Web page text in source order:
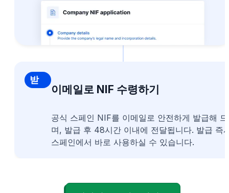
받
이메일로 NIF 수령하기
공식 스페인 NIF를 이메일로 안전하게 발급해
며, 발급 후 48시간 이내에 전달됩니다. 발급 즉
스페인에서 바로 사용하실 수 있습니다.